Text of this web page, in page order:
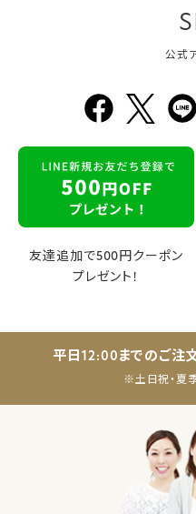
公式
友達追加で500円クーポン
プレゼント！
平日12:00までのご注
※土日祝・夏